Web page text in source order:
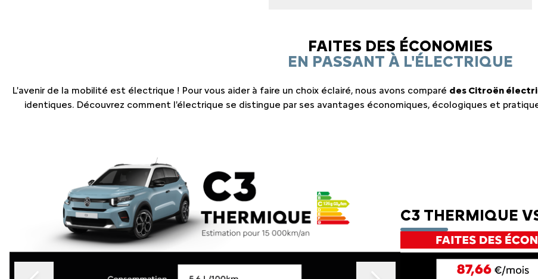
OCCASIONS FAIBLE KILOMÉTRAGE
ÉLECTRIQUES ET HYBRIDES
NOS SERVICES
DÉCOUVREZ L'ÉLECTRIQUE
DÉCOUVREZ L'HYBRIDE
NOS OFFRES DU MOMENT
ENTRETIEN ET RÉPARATIONS
MÉCANIQUE ET CARROSSERIE
NOUS REJOINDRE
NOS ACTUALITÉS
FINANCEMENT
CONTACTEZ UN
FAITES DES ÉCONOMIES
EN PASSANT À L'ÉLECTRIQUE
L'avenir de la mobilité est électrique ! Pour vous aider à faire un choix éclairé, nous avons comparé des Citroën
identiques. Découvrez comment l'électrique se distingue par ses avantages économiques, écologiques et
C3 THERMIQUE